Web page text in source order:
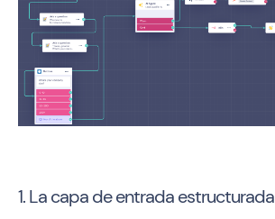
1. La capa de entrada estructurada